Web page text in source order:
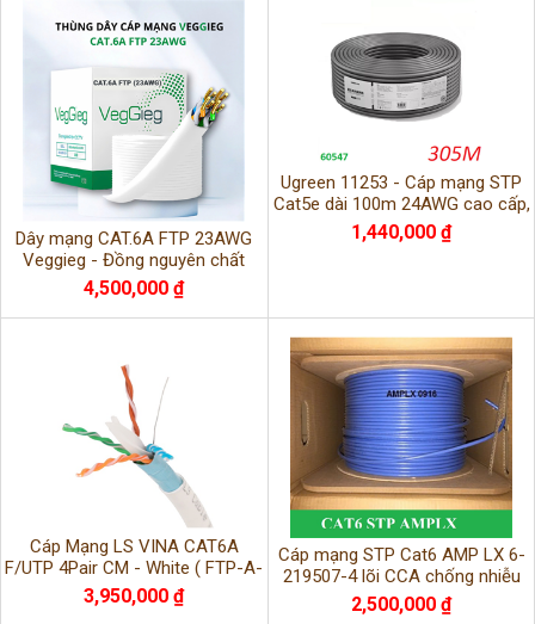
Dây mạng CAT.6A FTP 23AWG
Veggieg - Đồng nguyên chất
99,9%, chống nhiễu, dài 305m
4,500,000 ₫
Ugreen 11253 - Cáp mạng STP
Cat5e dài 100m 24AWG cao cấp,
chính hãng
1,440,000 ₫
Cáp Mạng LS VINA CAT6A
F/UTP 4Pair CM - White ( FTP-A-
C6G-E1VN-M 0.5X004P/WH )
chính hãng
3,950,000 ₫
Cáp mạng STP Cat6 AMP LX 6-
219507-4 lõi CCA chống nhiễu
từng cặp
2,500,000 ₫